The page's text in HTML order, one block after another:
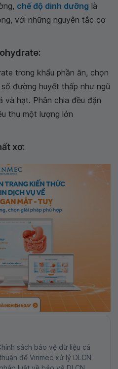
chế độ dinh dưỡng là
với những nguyên tắc cơ
trong khẩu phần ăn, chọn
đường huyết thấp như ngũ
và hạt. Phân chia đều đặn
thụ một lượng lớn
xơ:
sách bảo vệ dữ liệu cá
để Vinmec xử lý DLCN